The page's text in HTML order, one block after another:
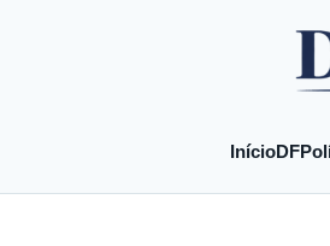
InícioDF